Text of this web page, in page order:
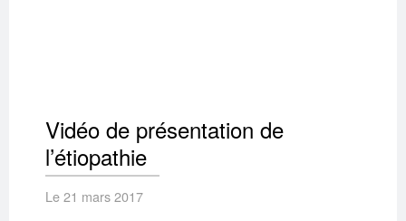
Vidéo de présentation de
l’étiopathie
Le 21 mars 2017